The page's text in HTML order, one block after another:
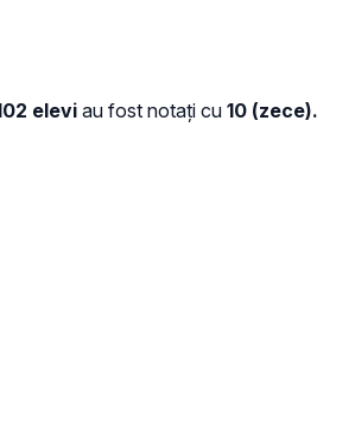
eleviau fost notați cu 10 (zece).